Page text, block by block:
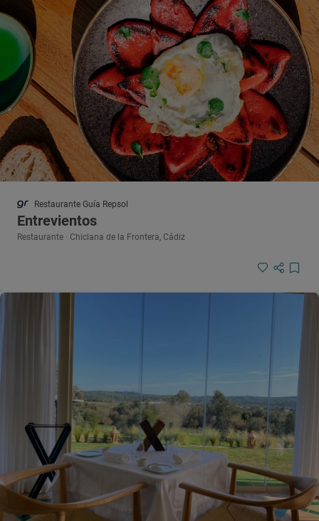
Restaurante Guía Repsol
Entrevientos
Restaurante · Chiclana de la Frontera, Cádiz